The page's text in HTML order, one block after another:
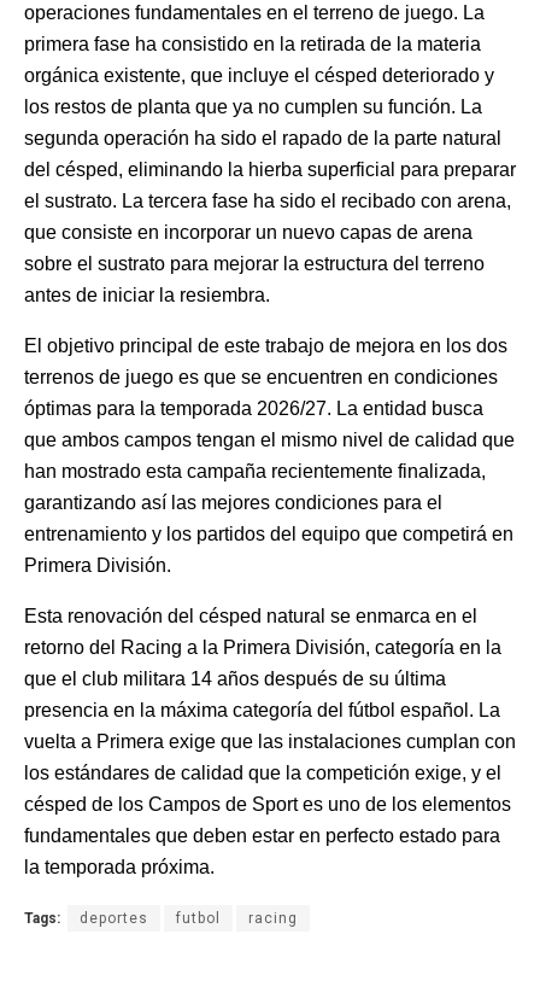
operaciones fundamentales en el terreno de juego. La
primera fase ha consistido en la retirada de la materia
orgánica existente, que incluye el césped deteriorado y
los restos de planta que ya no cumplen su función. La
segunda operación ha sido el rapado de la parte natural
del césped, eliminando la hierba superficial para preparar
el sustrato. La tercera fase ha sido el recibado con arena,
que consiste en incorporar un nuevo capas de arena
sobre el sustrato para mejorar la estructura del terreno
antes de iniciar la resiembra.
El objetivo principal de este trabajo de mejora en los dos
terrenos de juego es que se encuentren en condiciones
óptimas para la temporada 2026/27. La entidad busca
que ambos campos tengan el mismo nivel de calidad que
han mostrado esta campaña recientemente finalizada,
garantizando así las mejores condiciones para el
entrenamiento y los partidos del equipo que competirá en
Primera División.
Esta renovación del césped natural se enmarca en el
retorno del Racing a la Primera División, categoría en la
que el club militara 14 años después de su última
presencia en la máxima categoría del fútbol español. La
vuelta a Primera exige que las instalaciones cumplan con
los estándares de calidad que la competición exige, y el
césped de los Campos de Sport es uno de los elementos
fundamentales que deben estar en perfecto estado para
la temporada próxima.
Tags: deportes futbol racing